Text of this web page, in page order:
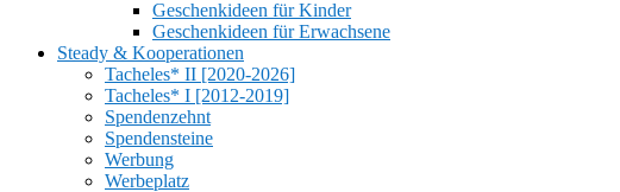
Geschenkideen für Kinder
Geschenkideen für Erwachsene
Steady & Kooperationen
Tacheles* II [2020-2026]
Tacheles* I [2012-2019]
Spendenzehnt
Spendensteine
Werbung
Werbeplatz